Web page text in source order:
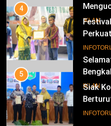
IKLAN
14
IKLAN
15
4
Istana
5
Siak